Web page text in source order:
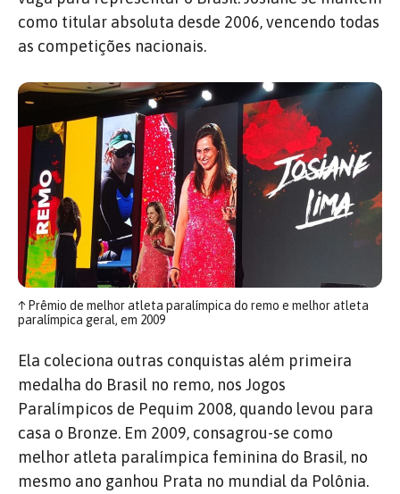
como titular absoluta desde 2006, vencendo todas
as competições nacionais.
↑Prêmio de melhor atleta paralímpica do remo e melhor atleta
paralímpica geral, em 2009
Ela coleciona outras conquistas além primeira
medalha do Brasil no remo, nos Jogos
Paralímpicos de Pequim 2008, quando levou para
casa o Bronze. Em 2009, consagrou-se como
melhor atleta paralímpica feminina do Brasil, no
mesmo ano ganhou Prata no mundial da Polônia.